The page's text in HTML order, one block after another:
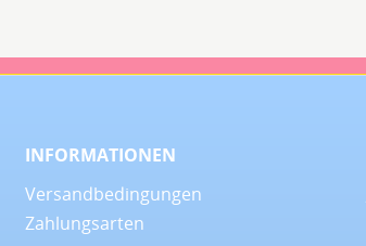
29.05.26▼
INFORMATIONEN
Versandbedingungen
Zahlungsarten